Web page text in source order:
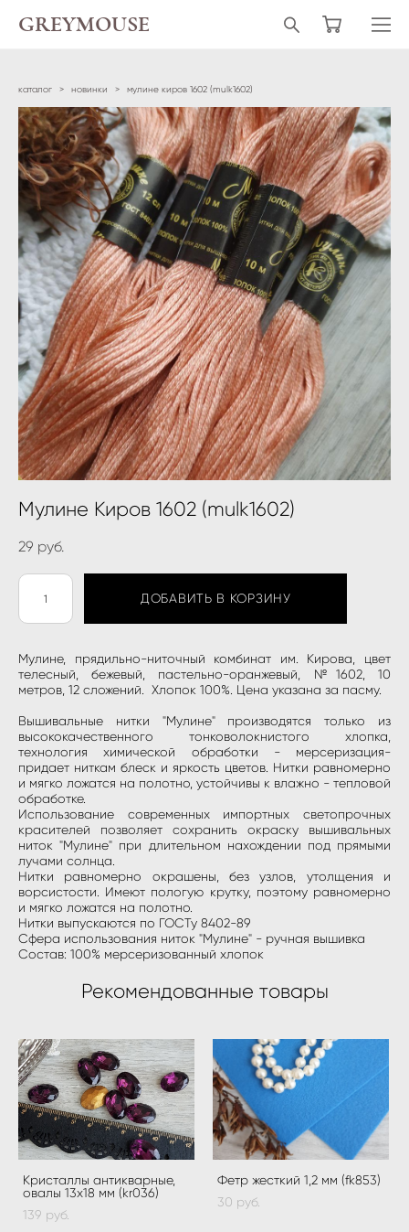
GREYMOUSE
каталог > новинки > мулине киров 1602 (mulk1602)
Мулине Киров 1602 (mulk1602)
29 pуб.
ДОБАВИТЬ В КОРЗИНУ
Мулине, прядильно-ниточный комбинат им. Кирова, цвет
телесный, бежевый, пастельно-оранжевый, №1602, 10
метров, 12 сложений. Хлопок 100%. Цена указана за пасму.
Вышивальные нитки "Мулине" производятся только из
высококачественного тонковолокнистого хлопка,
технология химической обработки - мерсеризация-
придает ниткам блеск и яркость цветов. Нитки равномерно
и мягко ложатся на полотно, устойчивы к влажно - тепловой
обработке.
Использование современных импортных светопрочных
красителей позволяет сохранить окраску вышивальных
ниток "Мулине" при длительном нахождении под прямыми
лучами солнца.
Нитки равномерно окрашены, без узлов, утолщения и
ворсистости. Имеют пологую крутку, поэтому равномерно
и мягко ложатся на полотно.
Нитки выпускаются по ГОСТу 8402-89
Сфера использования ниток "Мулине" - ручная вышивка
Состав: 100% мерсеризованный хлопок
Рекомендованные товары
Кристаллы антикварные,
овалы 13х18 мм (kr036)
139 pуб.
Фетр жесткий 1,2 мм (fk853)
30 pуб.